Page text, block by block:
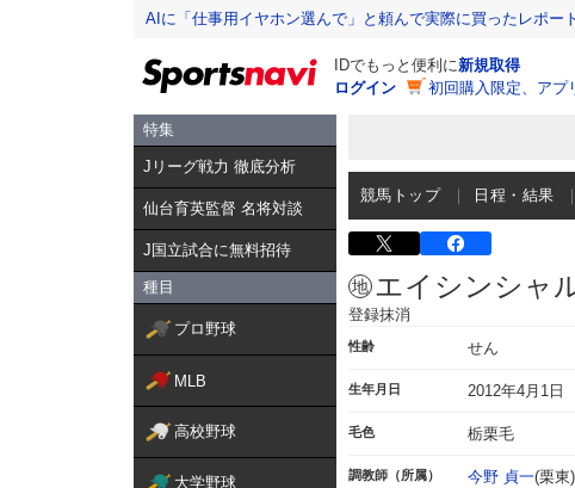
AIに「仕事用イヤホン選んで」と頼んで実際に買ったレポート
IDでもっと便利に新規取得
ログイン
初回購入限定、アプ
特集
Jリーグ戦力 徹底分析
仙台育英監督 名将対談
J国立試合に無料招待
種目
プロ野球
MLB
高校野球
大学野球
競馬トップ 日程・結果
エイシンシャ
登録抹消
性齢 せん
生年月日 2012年4月1日
毛色 栃栗毛
調教師（所属） 今野 貞一(栗東)